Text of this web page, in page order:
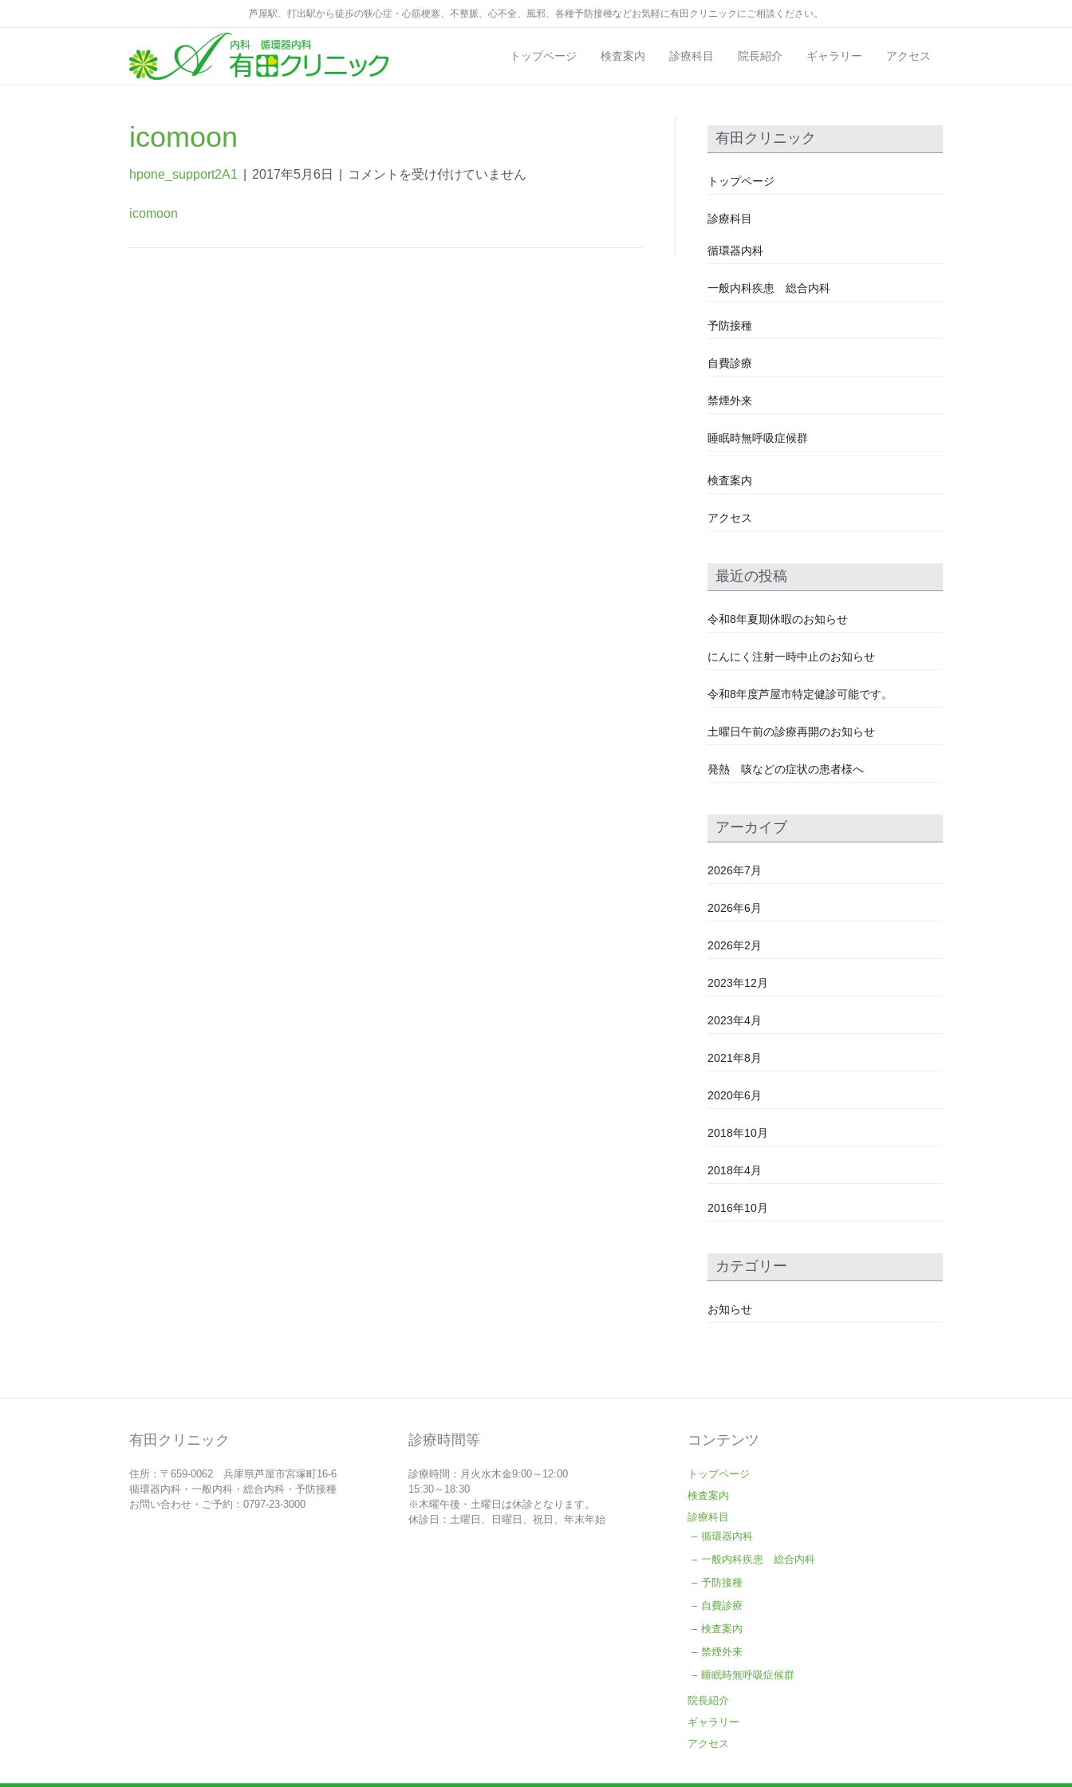
芦屋駅、打出駅から徒歩の狭心症・心筋梗塞、不整脈、心不全、風邪、各種予防接種などお気軽に有田クリニックにご相談ください。
トップページ 検査案内 診療科目 院長紹介 ギャラリー アクセス
icomoon
hpone_support2A1 2017年5月6日 コメントを受け付けていません
icomoon
有田クリニック
トップページ
診療科目
循環器内科
一般内科疾患 総合内科
予防接種
自費診療
禁煙外来
睡眠時無呼吸症候群
検査案内
アクセス
最近の投稿
令和8年夏期休暇のお知らせ
にんにく注射一時中止のお知らせ
令和8年度芦屋市特定健診可能です。
土曜日午前の診療再開のお知らせ
発熱 咳などの症状の患者様へ
アーカイブ
2026年7月
2026年6月
2026年2月
2023年12月
2023年4月
2021年8月
2020年6月
2018年10月
2018年4月
2016年10月
カテゴリー
お知らせ
有田クリニック
住所：〒659-0062 兵庫県芦屋市宮塚町16-6
循環器内科・一般内科・総合内科・予防接種
お問い合わせ・ご予約：0797-23-3000
診療時間等
診療時間：月火水木金9:00～12:00
15:30～18:30
※木曜午後・土曜日は休診となります。
休診日：土曜日、日曜日、祝日、年末年始
コンテンツ
トップページ
検査案内
診療科目
循環器内科
一般内科疾患 総合内科
予防接種
自費診療
検査案内
禁煙外来
睡眠時無呼吸症候群
院長紹介
ギャラリー
アクセス